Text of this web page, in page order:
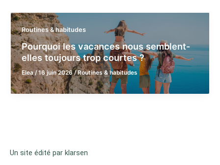
Routines & habitudes
Pourquoi les vacances nous semblent-
elles toujours trop courtes ?
Elea/16 juin 2026/Routines & habitudes
Un site édité par klarsen